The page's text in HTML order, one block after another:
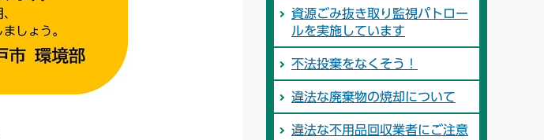
資源ごみ抜き取り監視パトロー
ルを実施しています
不法投棄をなくそう！
違法な廃棄物の焼却について
違法な不用品回収業者にご注意